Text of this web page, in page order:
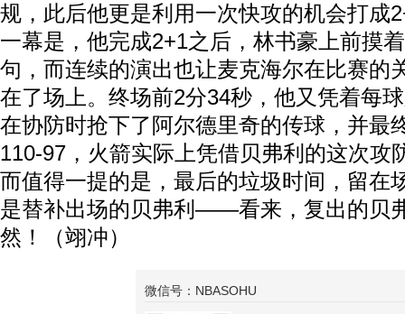
规，此后他更是利用一次快攻的机会打
一幕是，他完成2+1之后，林书豪上前摸
句，而连续的演出也让麦克海尔在比赛的
在了场上。终场前2分34秒，他又凭着每
在协防时抢下了阿尔德里奇的传球，并最
110-97，火箭实际上凭借贝弗利的这次攻
而值得一提的是，最后的垃圾时间，留在
是替补出场的贝弗利——看来，复出的贝
然！（翊冲）
微信号：NBASOHU